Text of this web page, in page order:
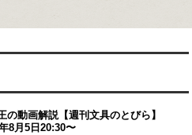
の動画解説【週刊文具のとびら】
8月5日20:30〜